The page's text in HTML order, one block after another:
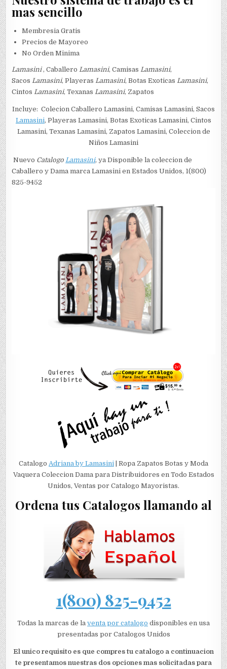
mas sencillo
Membresia Gratis
Precios de Mayoreo
No Orden Minima
Lamasini, Caballero Lamasini, Camisas Lamasini,
Sacos Lamasini, Playeras Lamasini, Botas Exoticas Lamasini,
Cintos Lamasini, Texanas Lamasini, Zapatos
Incluye: Colecion Caballero Lamasini, Camisas Lamasini, Sacos
Lamasini, Playeras Lamasini, Botas Exoticas Lamasini, Cintos
Lamasini, Texanas Lamasini, Zapatos Lamasini, Coleccion de
Niños Lamasini
Nuevo Catalogo Lamasini, ya Disponible la coleccion de
Caballero y Dama marca Lamasini en Estados Unidos, 1(800)
825-9452
Catalogo Adriana by Lamasini | Ropa Zapatos Botas y Moda
Vaquera Coleccion Dama para Distribuidores en Todo Estados
Unidos, Ventas por Catalogo Mayoristas.
Ordena tus Catalogos llamando al
1(800) 825-9452
Todas la marcas de la venta por catalogo disponibles en usa
presentadas por Catalogos Unidos
El unico requisito es que compres tu catalogo a continuacion
te presentamos nuestras dos opciones mas solicitadas para